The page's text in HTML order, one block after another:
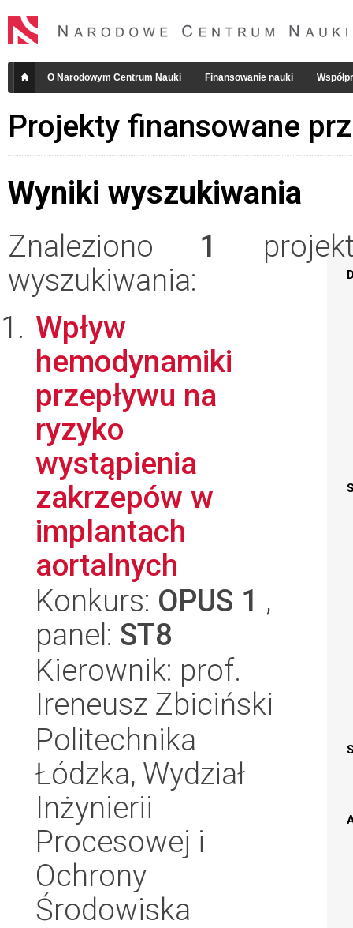
O Narodowym Centrum Nauki Finansowanie nauki
Projekty finansowane
Wyniki wyszukiwania
Znaleziono 1
wyszukiwania:
Wpływ
hemodynamiki
przepływu na
ryzyko
wystąpienia
zakrzepów w
implantach
aortalnych
Konkurs: OPUS 1 ,
panel: ST8
Kierownik: prof.
Ireneusz Zbiciński
Politechnika
Łódzka, Wydział
Inżynierii
Procesowej i
Ochrony
Środowiska